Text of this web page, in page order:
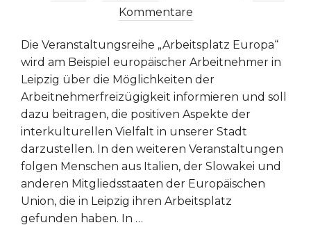
am
Kommentare
Die Veranstaltungsreihe „Arbeitsplatz Europa“
wird am Beispiel europäischer Arbeitnehmer in
Leipzig über die Möglichkeiten der
Arbeitnehmerfreizügigkeit informieren und soll
dazu beitragen, die positiven Aspekte der
interkulturellen Vielfalt in unserer Stadt
darzustellen. In den weiteren Veranstaltungen
folgen Menschen aus Italien, der Slowakei und
anderen Mitgliedsstaaten der Europäischen
Union, die in Leipzig ihren Arbeitsplatz
gefunden haben. In …